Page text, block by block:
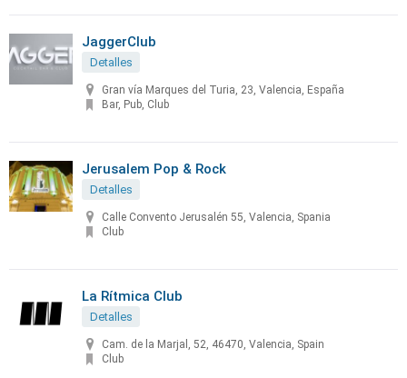
JaggerClub
Detalles
Gran vía Marques del Turia, 23, Valencia, España
Bar, Pub, Club
Jerusalem Pop & Rock
Detalles
Calle Convento Jerusalén 55, Valencia, Spania
Club
La Rítmica Club
Detalles
Cam. de la Marjal, 52, 46470, Valencia, Spain
Club